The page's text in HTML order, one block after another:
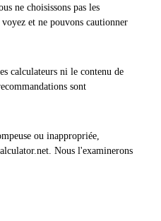
ne choisissons pas les
et ne pouvons cautionner
calculateurs ni le contenu de
sont
ou inappropriée,
Nous l'examinerons